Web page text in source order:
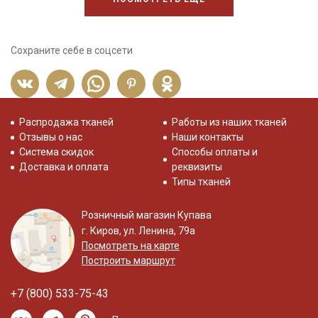
Сохраните себе в соцсети
Распродажа тканей
Отзывы о нас
Система скидок
Доставка и оплата
Работы из наших тканей
Наши контакты
Способы оплаты и
реквизиты
Типы тканей
Розничный магазин Купава
г. Киров, ул. Ленина, 79а
Посмотреть на карте
Построить маршрут
+7 (800) 533-75-43